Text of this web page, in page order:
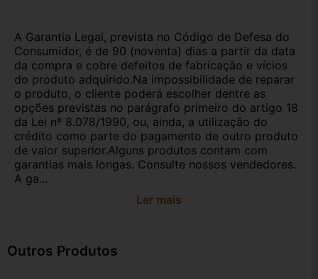
A Garantia Legal, prevista no Código de Defesa do
Consumidor, é de 90 (noventa) dias a partir da data
da compra e cobre defeitos de fabricação e vícios
do produto adquirido.Na impossibilidade de reparar
o produto, o cliente poderá escolher dentre as
opções previstas no parágrafo primeiro do artigo 18
da Lei nº 8.078/1990, ou, ainda, a utilização do
crédito como parte do pagamento de outro produto
de valor superior.Alguns produtos contam com
garantias mais longas. Consulte nossos vendedores.
A ga...
Ler mais
Outros Produtos